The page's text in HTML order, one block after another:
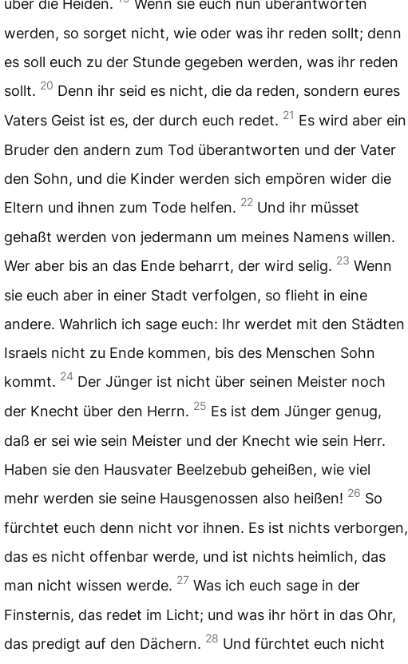
über die Heiden.
Wenn sie euch nun überantworten
werden, so sorget nicht, wie oder was ihr reden sollt; denn
es soll euch zu der Stunde gegeben werden, was ihr reden
sollt. 20 Denn ihr seid es nicht, die da reden, sondern eures
Vaters Geist ist es, der durch euch redet. 21 Es wird aber ein
Bruder den andern zum Tod überantworten und der Vater
den Sohn, und die Kinder werden sich empören wider die
Eltern und ihnen zum Tode helfen. 22 Und ihr müsset
gehaßt werden von jedermann um meines Namens willen.
Wer aber bis an das Ende beharrt, der wird selig. 23 Wenn
sie euch aber in einer Stadt verfolgen, so flieht in eine
andere. Wahrlich ich sage euch: Ihr werdet mit den Städten
Israels nicht zu Ende kommen, bis des Menschen Sohn
kommt. 24 Der Jünger ist nicht über seinen Meister noch
der Knecht über den Herrn. 25 Es ist dem Jünger genug,
daß er sei wie sein Meister und der Knecht wie sein Herr.
Haben sie den Hausvater Beelzebub geheißen, wie viel
mehr werden sie seine Hausgenossen also heißen! 26 So
fürchtet euch denn nicht vor ihnen. Es ist nichts verborgen,
das es nicht offenbar werde, und ist nichts heimlich, das
man nicht wissen werde. 27 Was ich euch sage in der
Finsternis, das redet im Licht; und was ihr hört in das Ohr,
das predigt auf den Dächern. 28 Und fürchtet euch nicht